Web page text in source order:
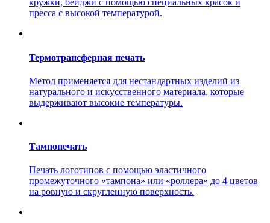
кружки, бейджи с помощью специальных красок и
пресса с высокой температурой.
Термотрансферная печать
Метод применяется для нестандартных изделий из
натурального и искусственного материала, которые
выдерживают высокие температуры.
Тампопечать
Печать логотипов с помощью эластичного
промежуточного «тампона» или «роллера» до 4 цветов
на ровную и скругленную поверхность.